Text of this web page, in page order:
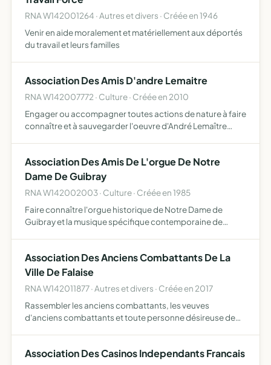
RNA W142001264 · Autres et divers · Créée en 1946
Venir en aide moralement et matériellement aux déportés
du travail et leurs familles
Association Des Amis D'andre Lemaitre
RNA W142007772 · Culture · Créée en 2010
Engager ou accompagner toutes actions de nature à faire
connaître et à sauvegarder l'oeuvre d'André Lemaître
l'…
Association Des Amis De L'orgue De Notre
Dame De Guibray
RNA W142002003 · Culture · Créée en 1985
Faire connaître l'orgue historique de Notre Dame de
Guibray et la musique spécifique contemporaine de
Association Des Anciens Combattants De La
Ville De Falaise
RNA W142011877 · Autres et divers · Créée en 2017
Rassembler les anciens combattants, les veuves
d'anciens combattants et toute personne désireuse de
d'entraide,…
Association Des Casinos Independants Francais